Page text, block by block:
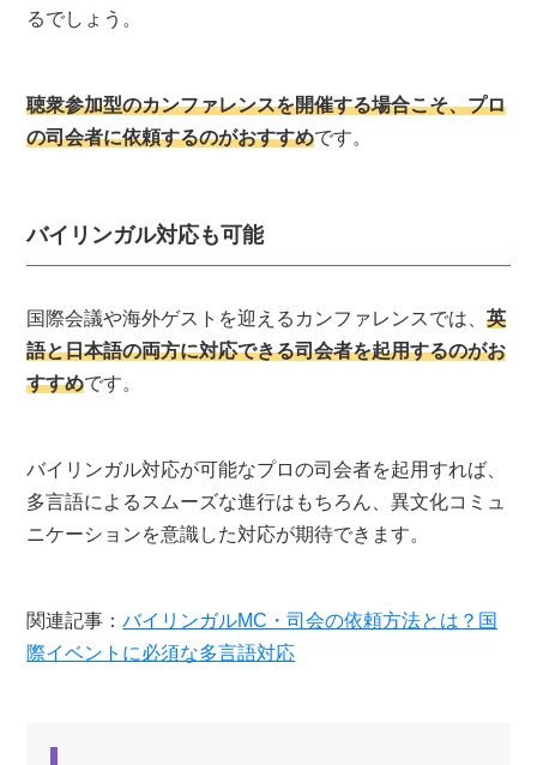
るでしょう。
聴衆参加型のカンファレンスを開催する場合こそ、プロ
の司会者に依頼するのがおすすめです。
バイリンガル対応も可能
国際会議や海外ゲストを迎えるカンファレンスでは、英
語と日本語の両方に対応できる司会者を起用するのがお
すすめです。
バイリンガル対応が可能なプロの司会者を起用すれば、
多言語によるスムーズな進行はもちろん、異文化コミュ
ニケーションを意識した対応が期待できます。
関連記事：バイリンガルMC・司会の依頼方法とは？国
際イベントに必須な多言語対応